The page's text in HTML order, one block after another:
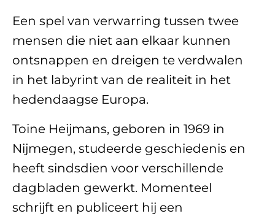
Een spel van verwarring tussen twee
mensen die niet aan elkaar kunnen
ontsnappen en dreigen te verdwalen
in het labyrint van de realiteit in het
hedendaagse Europa.
Toine Heijmans, geboren in 1969 in
Nijmegen, studeerde geschiedenis en
heeft sindsdien voor verschillende
dagbladen gewerkt. Momenteel
schrijft en publiceert hij een